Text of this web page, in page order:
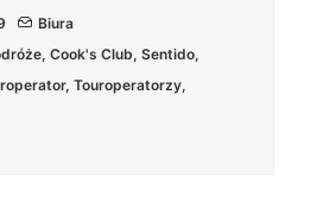
Biura
, Cook's Club, Sentido,
, Touroperatorzy,